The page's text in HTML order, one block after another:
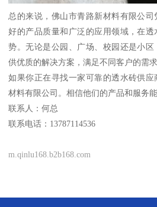
总的来说，佛山市青路新材料有限公
好的产品质量和广泛的应用领域，在
势。无论是公园、广场、校园还是小
供优质的解决方案，满足不同客户的需求
如果你正在寻找一家可靠的透水砖供
材料有限公司。相信他们的产品和服务
联系人：何总
联系电话：13787114536
m.qinlu168.b2b168.com